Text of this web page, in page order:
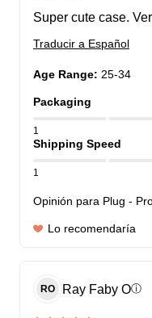
Super cute case.
Traducir a Español
Age Range: 25-34
Packaging
1
Shipping Speed
1
Opinión para Plug -
Lo recomendaría
RO Ray Faby Oⓘ